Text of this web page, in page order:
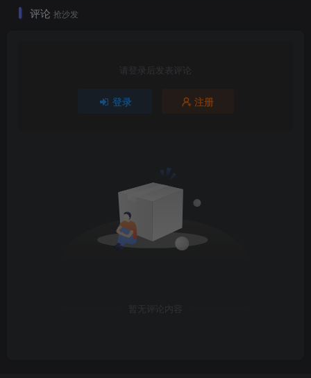
评论 抢沙发
请登录后发表评论
登录 注册
暂无评论内容